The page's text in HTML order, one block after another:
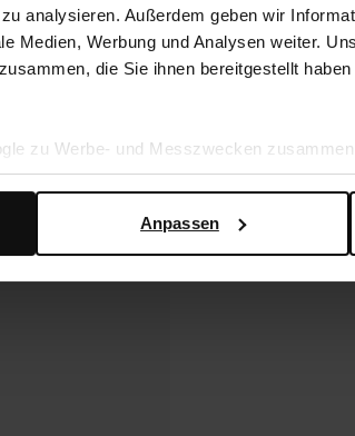
analysieren. Außerdem geben wir
Medien, Werbung und Analysen weiter.
die Sie ihnen bereitgestellt
zu Werbe- und Messzwecken
verwendet, finden Sie auf derSeite zur
Anpassen